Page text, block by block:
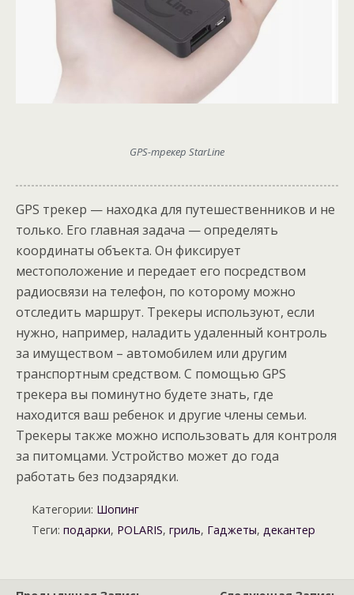
GPS-трекер StarLine
GPS трекер — находка для путешественников и не
только. Его главная задача — определять
координаты объекта. Он фиксирует
местоположение и передает его посредством
радиосвязи на телефон, по которому можно
отследить маршрут. Трекеры используют, если
нужно, например, наладить удаленный контроль
за имуществом – автомобилем или другим
транспортным средством. С помощью GPS
трекера вы поминутно будете знать, где
находится ваш ребенок и другие члены семьи.
Трекеры также можно использовать для контроля
за питомцами. Устройство может до года
работать без подзарядки.
Категории: Шопинг
Теги: подарки, POLARIS, гриль, Гаджеты, декантер